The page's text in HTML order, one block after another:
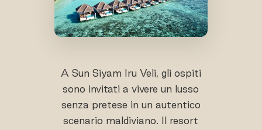
A Sun Siyam Iru Veli, gli ospiti
sono invitati a vivere un lusso
senza pretese in un autentico
scenario maldiviano. Il resort